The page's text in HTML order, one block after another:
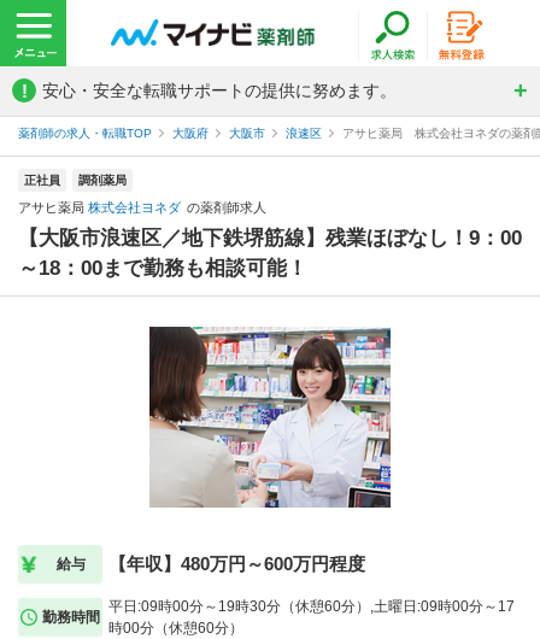
! 安心・安全な転職サポートの提供に努めます。
薬剤師の求人・転職TOP 大阪府 大阪市 浪速区 アサヒ薬局 株式会社ヨネダの薬剤
正社員 調剤薬局
アサヒ薬局 株式会社ヨネダ の薬剤師求人
【大阪市浪速区／地下鉄堺筋線】残業ほぼなし！9：00
～18：00まで勤務も相談可能！
給与 【年収】480万円～600万円程度
勤務時間
平日:09時00分～19時30分（休憩60分）,土曜日:09時00分～17
時00分（休憩60分）